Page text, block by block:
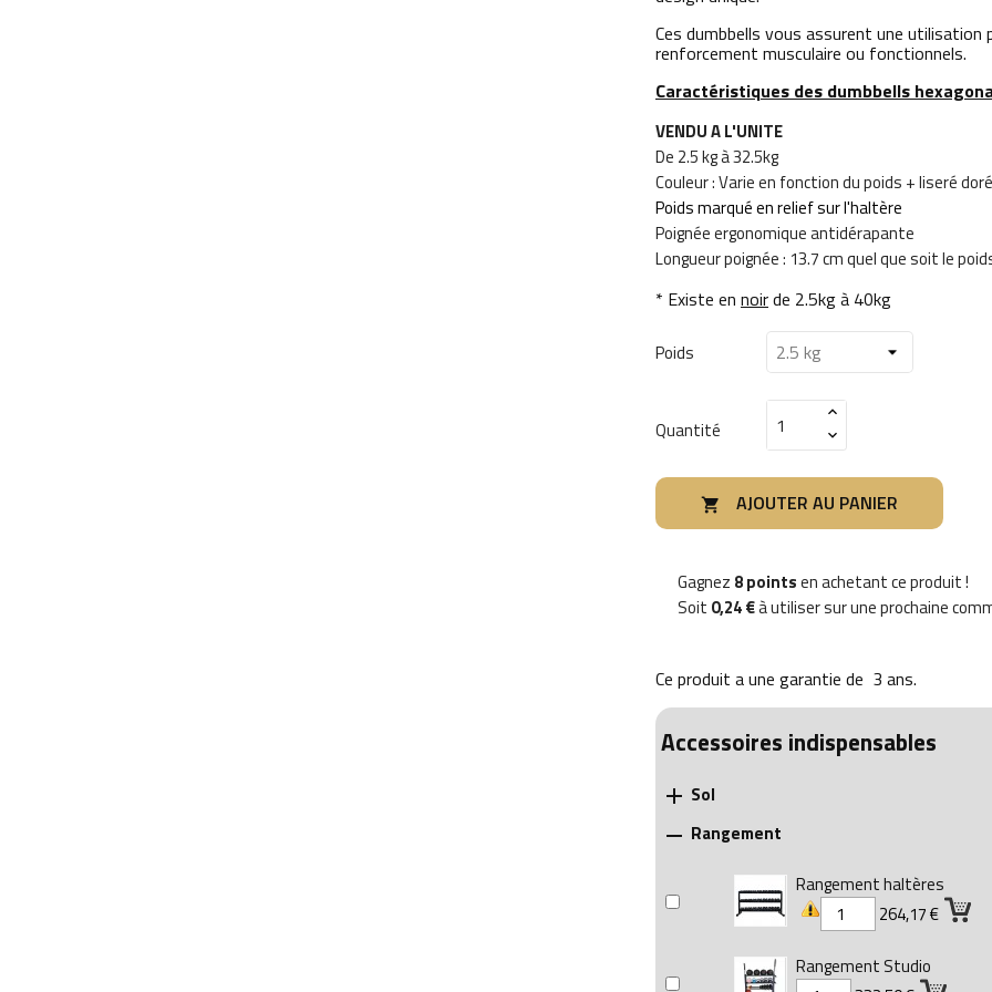
Ces dumbbells vous assurent une
renforcement musculaire ou fonctionnels.
Caractéristiques des dumbbells
VENDU A L'UNITE
De 2.5 kg à 32.5kg
Couleur : Varie en fonction du poids + liseré
Poids marqué en relief sur l'haltère
Poignée ergonomique antidérapante
Longueur poignée : 13.7 cm quel que soit le
* Existe en noirde 2.5kg à 40kg
Poids
Quantité
 AJOUTER AU PANIER
Gagnez 8 pointsen achetant ce produit !
Soit 0,24 €à utiliser sur une prochaine
Ce produit a une garantie de 3 ans.
Accessoires indispensables
 Sol
 Rangement
Rangement haltères
264,17 €
Rangement Studio